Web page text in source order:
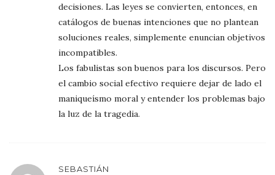
decisiones. Las leyes se convierten, entonces, en
catálogos de buenas intenciones que no plantean
soluciones reales, simplemente enuncian objetivos
incompatibles.
Los fabulistas son buenos para los discursos. Pero
el cambio social efectivo requiere dejar de lado el
maniqueísmo moral y entender los problemas bajo
la luz de la tragedia.
SEBASTIÁN